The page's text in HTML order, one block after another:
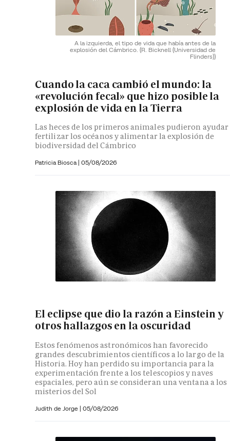
A la izquierda, el tipo de vida que había antes de la
explosión del Cámbrico. (R. Bicknell (Universidad de
Flinders))
Cuando la caca cambió el mundo: la
«revolución fecal» que hizo posible la
explosión de vida en la Tierra
Las heces de los primeros animales pudieron ayudar
fertilizar los océanos y alimentar la explosión de
biodiversidad del Cámbrico
Patricia Biosca | 05/08/2026
El eclipse que dio la razón a Einstein y
otros hallazgos en la oscuridad
Estos fenómenos astronómicos han favorecido
grandes descubrimientos científicos a lo largo de la
Historia. Hoy han perdido su importancia para la
experimentación frente a los telescopios y naves
espaciales, pero aún se consideran una ventana a los
misterios del Sol
Judith de Jorge | 05/08/2026